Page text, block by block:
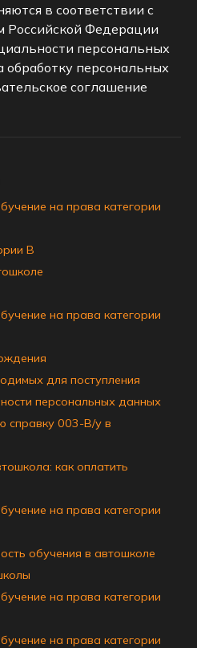
в соответствии с
Российской Федерации
персональных
обработку персональных
соглашение
на права категории
B
на права категории
для поступления
персональных данных
справку 003-В/у в
как оплатить
на права категории
обучения в автошколе
на права категории
на права категории